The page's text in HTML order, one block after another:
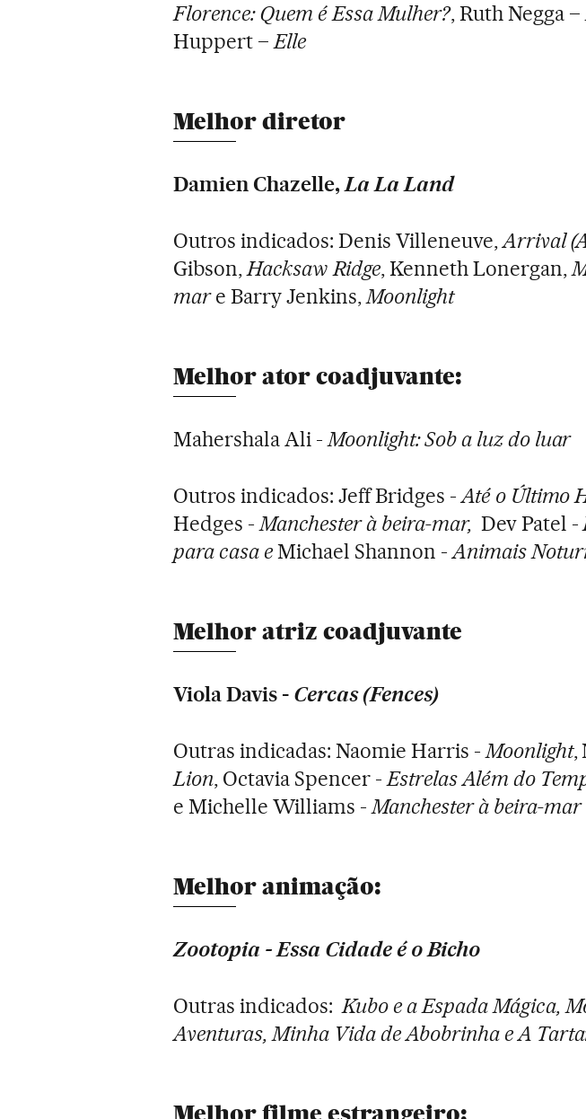
Florence: Quem é Essa Mulher?, Ruth Negga –
Huppert –Elle
Melhor diretor
Damien Chazelle,La La Land
Outros indicados: Denis Villeneuve,Arrival
Gibson,Hacksaw Ridge, Kenneth Lonergan,
mare Barry Jenkins,Moonlight
Melhor ator coadjuvante:
Mahershala Ali -Moonlight: Sob a luz do luar
Outros indicados: Jeff Bridges -Até o Último
Hedges -Manchester à beira-mar, Dev Patel -
para casa eMichael Shannon -Animais
Melhor atriz coadjuvante
Viola Davis - Cercas (Fences)
Outras indicadas: Naomie Harris -Moonlight,
Lion, Octavia Spencer -Estrelas Além do
e Michelle Williams -Manchester à beira-mar
Melhor animação:
Zootopia - Essa Cidade é o Bicho
Outras indicados: Kubo e a Espada Mágica,
Aventuras, Minha Vida de Abobrinha e A
Melhor filme estrangeiro: